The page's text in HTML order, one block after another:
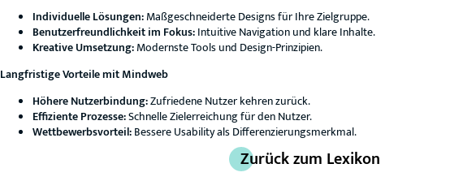
Individuelle Lösungen:Maßgeschneiderte Designs für Ihre Zielgruppe.
Benutzerfreundlichkeit im Fokus:Intuitive Navigation und klare Inhalte.
Kreative Umsetzung:Modernste Tools und Design-Prinzipien.
Langfristige Vorteile mit Mindweb
Höhere Nutzerbindung:Zufriedene Nutzer kehren zurück.
Effiziente Prozesse:Schnelle Zielerreichung für den Nutzer.
Wettbewerbsvorteil:Bessere Usability als Differenzierungsmerkmal.
Zurück zum Lexikon